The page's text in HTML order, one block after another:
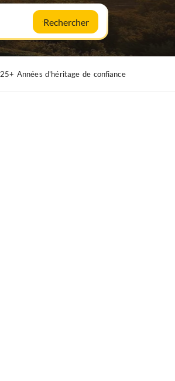
Rechercher
25+ Années d'héritage de confiance